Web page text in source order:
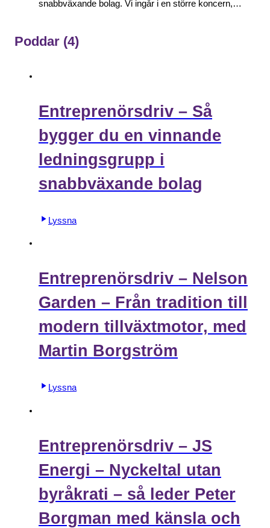
snabbväxande bolag. Vi ingår i en större koncern,…
Poddar (4)
Entreprenörsdriv – Så
bygger du en vinnande
ledningsgrupp i
snabbväxande bolag
Lyssna
Entreprenörsdriv – Nelson
Garden – Från tradition till
modern tillväxtmotor, med
Martin Borgström
Lyssna
Entreprenörsdriv – JS
Energi – Nyckeltal utan
byråkrati – så leder Peter
Borgman med känsla och